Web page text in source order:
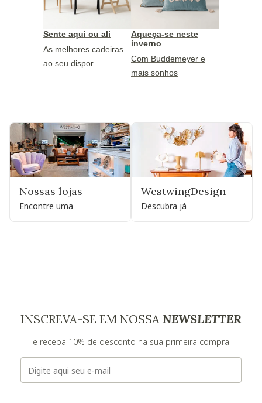
Sente aqui ou ali
As melhores cadeiras
ao seu dispor
Aqueça-se neste
inverno
Com Buddemeyer e
mais sonhos
Nossas lojas
Encontre uma
WestwingDesign
Descubra já
INSCREVA-SE EM NOSSA NEWSLETTER
e receba 10% de desconto na sua primeira compra